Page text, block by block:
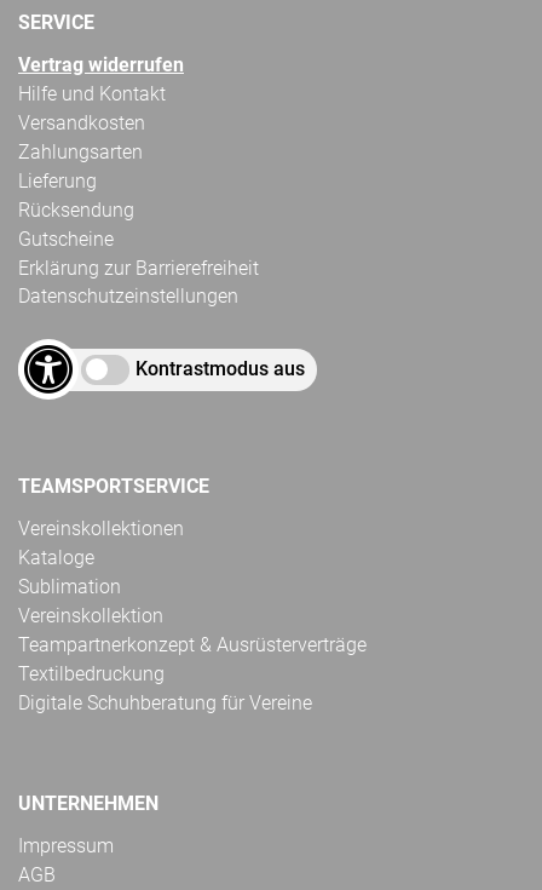
SERVICE
Vertrag widerrufen
Hilfe und Kontakt
Versandkosten
Zahlungsarten
Lieferung
Rücksendung
Gutscheine
Erklärung zur Barrierefreiheit
Datenschutzeinstellungen
Kontrastmodus aus
TEAMSPORTSERVICE
Vereinskollektionen
Kataloge
Sublimation
Vereinskollektion
Teampartnerkonzept & Ausrüsterverträge
Textilbedruckung
Digitale Schuhberatung für Vereine
UNTERNEHMEN
Impressum
AGB